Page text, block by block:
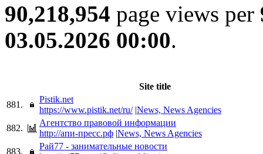
90,218,954 page views per
03.05.2026 00:00.
Site title
881.
Pistik.net
https://www.pistik.net/ru/ |News, News Agencies
882.
Агентство правовой информации
http://апи-пресс.рф |News, News Agencies
883.
Рай77 - занимательные новости